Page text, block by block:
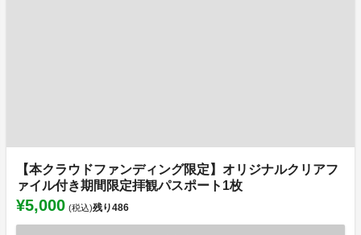
【本クラウドファンディング限定】オリジナルクリアフ
ァイル付き期間限定拝観パスポート1枚
¥5,000 (税込)残り486